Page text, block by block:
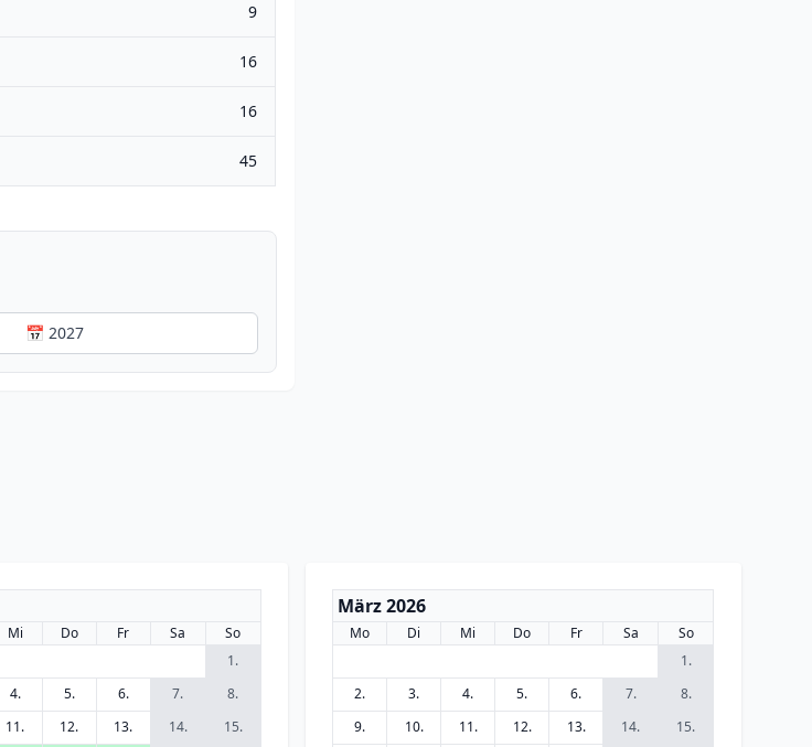
9
16
16
45
📅 2027
Mi Do Fr Sa
So
1.
4. 5. 6. 7.
8.
11. 12. 13. 14.
15.
März 2026
Mo Di Mi Do Fr Sa
So
1.
2.
3. 4. 5. 6. 7.
8.
9.
10. 11. 12. 13. 14.
15.